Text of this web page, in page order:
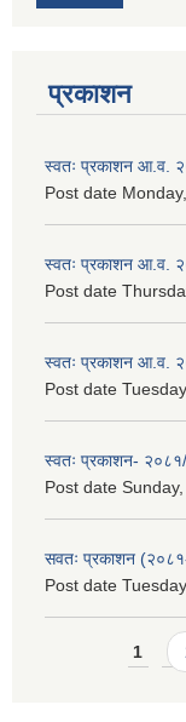
प्रकाशन
स्वतः प्रकाशन आ.व.
Post date
स्वतः प्रकाशन आ.व.
Post date
स्वतः प्रकाशन आ.व.
Post date
स्वतः प्रकाशन- २०८१/
Post date
सवतः प्रकाशन
Post date
Pages1